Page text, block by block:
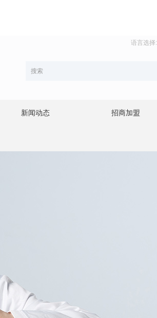
语言选择:
新闻动态 招商加盟